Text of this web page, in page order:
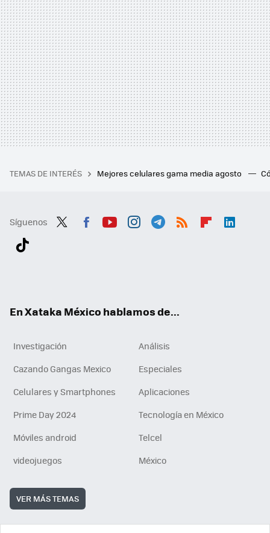
TEMAS DE INTERÉS Mejores celulares gama media agosto
Síguenos
En Xataka México hablamos de...
Investigación
Análisis
Cazando Gangas Mexico
Especiales
Celulares y Smartphones
Aplicaciones
Prime Day 2024
Tecnología en México
Móviles android
Telcel
videojuegos
México
VER MÁS TEMAS